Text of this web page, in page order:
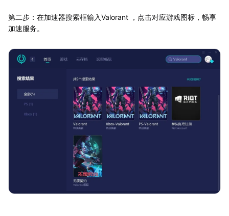
第二步：在加速器搜索框输入Valorant ，点击对应游戏图标，畅享
加速服务。